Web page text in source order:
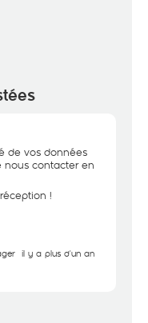
de vos données
nous contacter en
!
il y a plus d'un an